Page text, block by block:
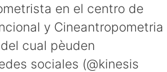
en el centro de
y Cineantropometria
cual pèuden
sociales (@kinesis